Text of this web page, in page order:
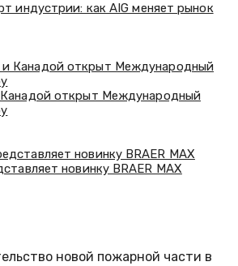
индустрии: как AIG меняет рынок
открыт Международный
новинку BRAER MAX
новой пожарной части в